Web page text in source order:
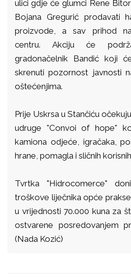
ulici gdje će glumci Rene
Bojana Gregurić prodavati
proizvode, a sav prihod
centru. Akciju će
gradonačelnik Bandić koji
skrenuti pozornost javnosti
oštećenjima.
Prije Uskrsa u Stančiću
udruge "Convoi of hope"
kamiona odjeće, igračaka,
hrane, pomagla i sličnih
Tvrtka "Hidrocomerce"
troškove liječnika opće
u vrijednosti 70.000 kuna za
ostvarene posredovanjem
(Nada Kozić)